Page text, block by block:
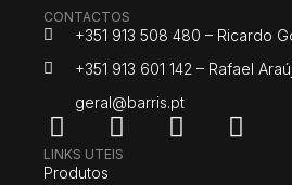
CONTACTOS
+351 913 508 480 – Ricardo
+351 913 601 142 – Rafael
geral@barris.pt
LINKS UTEIS
Produtos